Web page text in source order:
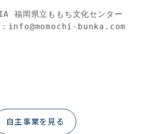
わせ：	SAWARAPIA 福岡県立ももち文化センター
info@momochi-bunka.com
自主事業を見る